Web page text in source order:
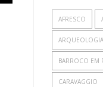
AFRESCO
ARQUEOLOGIA
BARROCO EM
CARAVAGGIO